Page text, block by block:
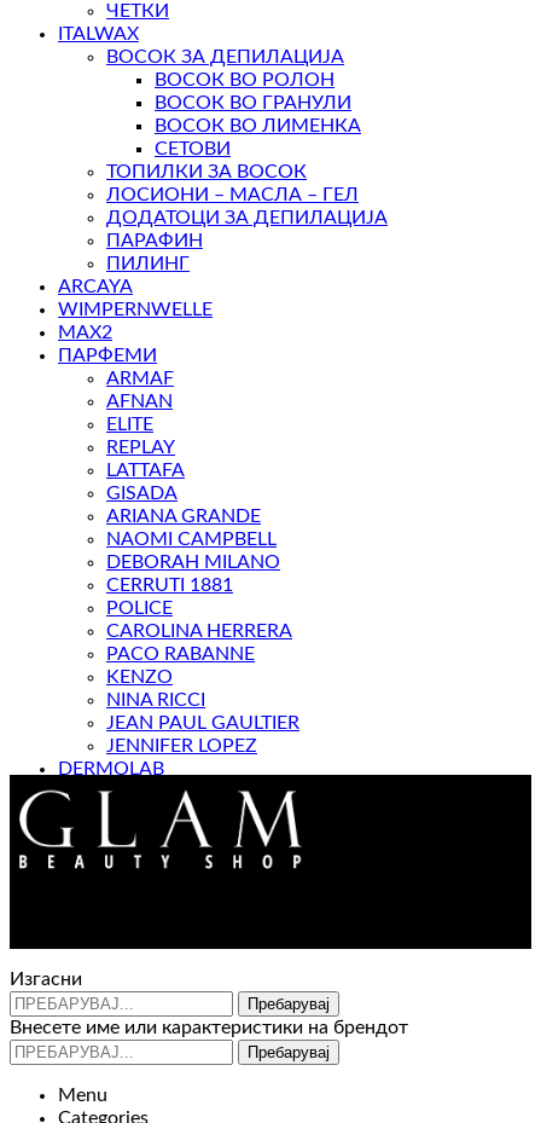
ЧЕТКИ
ITALWAX
ВОСОК ЗА ДЕПИЛАЦИЈА
ВОСОК ВО РОЛОН
ВОСОК ВО ГРАНУЛИ
ВОСОК ВО ЛИМЕНКА
СЕТОВИ
ТОПИЛКИ ЗА ВОСОК
ЛОСИОНИ – МАСЛА – ГЕЛ
ДОДАТОЦИ ЗА ДЕПИЛАЦИЈА
ПАРАФИН
ПИЛИНГ
ARCAYA
WIMPERNWELLE
MAX2
ПАРФЕМИ
ARMAF
AFNAN
ELITE
REPLAY
LATTAFA
GISADA
ARIANA GRANDE
NAOMI CAMPBELL
DEBORAH MILANO
CERRUTI 1881
POLICE
CAROLINA HERRERA
PACO RABANNE
KENZO
NINA RICCI
JEAN PAUL GAULTIER
JENNIFER LOPEZ
DERMOLAB
МАГАЗИН
Изгасни
Пребарувај
Внесете име или карактеристики на брендот
Пребарувај
Menu
Categories